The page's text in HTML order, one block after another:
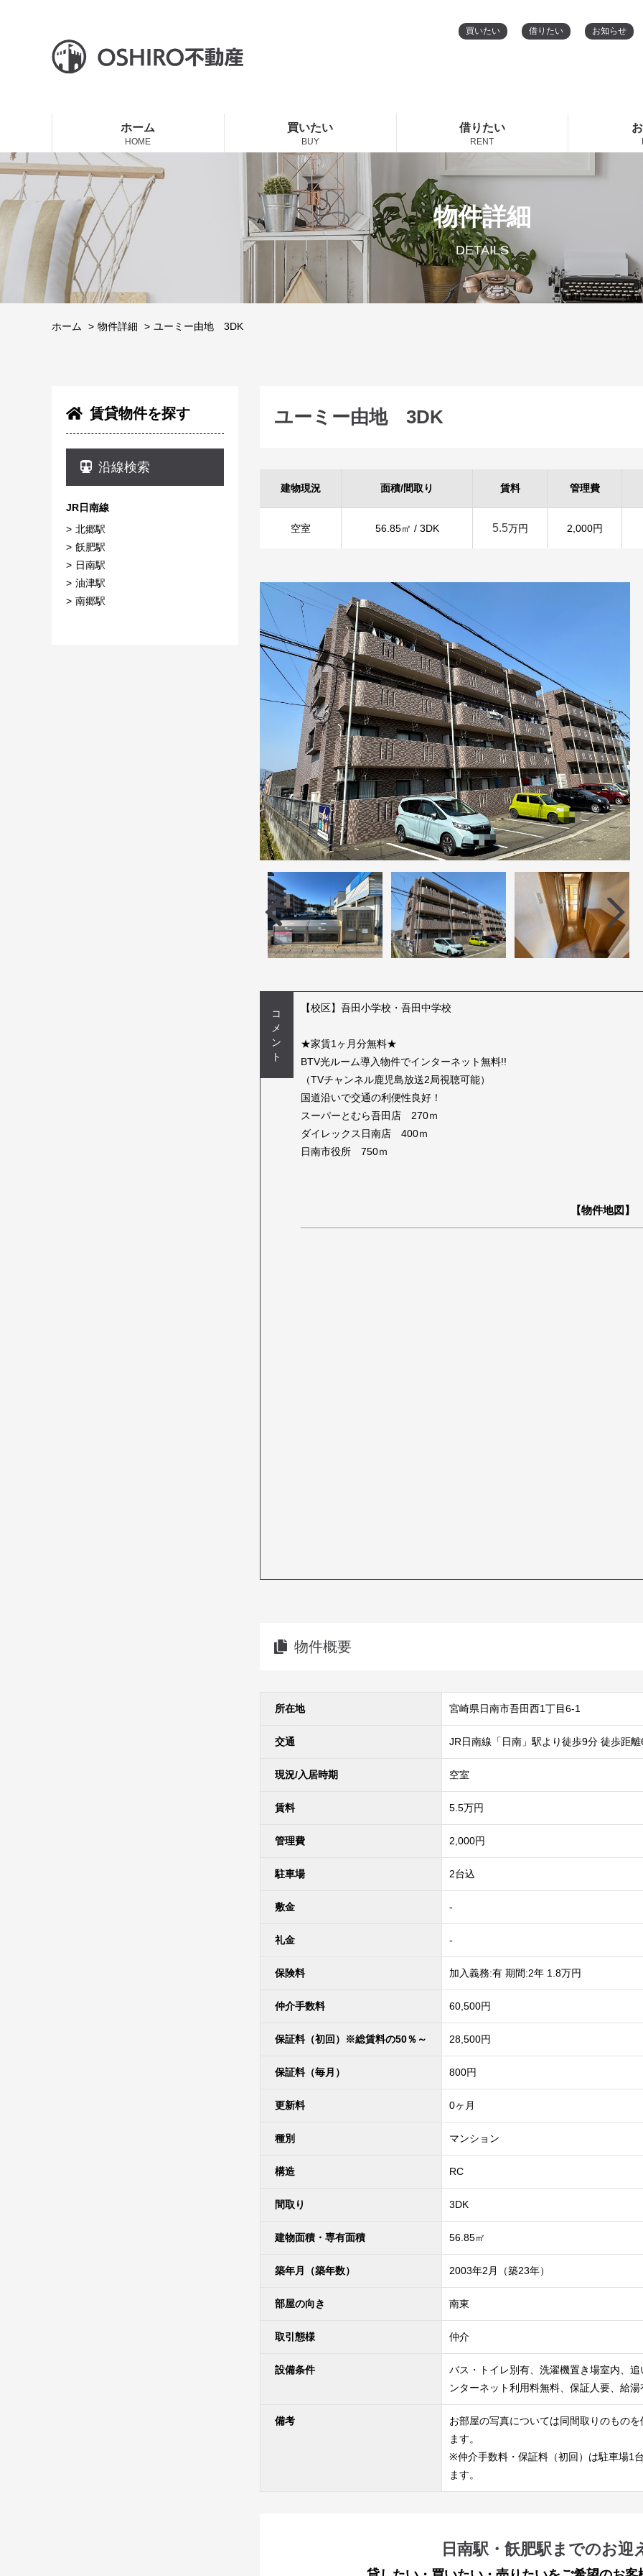
買いたい 借りたい お知らせ
ホーム
HOME
買いたい
BUY
借りたい
RENT
物件詳細
DETAILS
ホーム 物件詳細 ユーミー由地 3DK
賃貸物件を探す
沿線検索
JR日南線
北郷駅
飫肥駅
日南駅
油津駅
南郷駅
ユーミー由地 3DK
建物現況 面積/間取り 賃料 管理費
空室 56.85㎡ / 3DK 5.5万円 2,000円
コ
メ
ン
ト
【校区】吾田小学校・吾田中学校
★家賃1ヶ月分無料★
BTV光ルーム導入物件でインターネット無料!!
（TVチャンネル鹿児島放送2局視聴可能）
国道沿いで交通の利便性良好！
スーパーとむら吾田店 270ｍ
ダイレックス日南店 400ｍ
日南市役所 750ｍ
【物件地図】
物件概要
所在地 宮崎県日南市吾田西1丁目6-1
交通 JR日南線「日南」駅より徒歩9分 徒歩距
現況/入居時期 空室
賃料 5.5万円
管理費 2,000円
駐車場 2台込
敷金 -
礼金 -
保険料 加入義務:有 期間:2年 1.8万円
仲介手数料 60,500円
保証料（初回）※総賃料の50％～ 28,500円
保証料（毎月） 800円
更新料 0ヶ月
種別 マンション
構造 RC
間取り 3DK
建物面積・専有面積 56.85㎡
築年月（築年数） 2003年2月（築23年）
部屋の向き 南東
取引態様 仲介
設備条件
バス・トイレ別有、洗濯機置き場室内、
ンターネット利用料無料、保証人要、給
備考
お部屋の写真については同間取りのもの
ます。
※仲介手数料・保証料（初回）は駐車場1
ます。
日南駅・飫肥駅までのお迎